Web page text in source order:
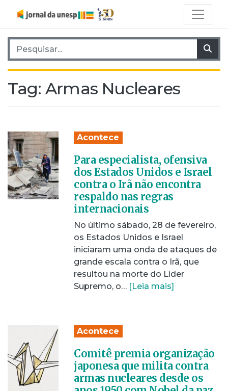
Pesquisar por:
Tag: Armas Nucleares
Acontece
Para especialista, ofensiva
dos Estados Unidos e Israel
contra o Irã não encontra
respaldo nas regras
internacionais
No último sábado, 28 de fevereiro,
os Estados Unidos e Israel
iniciaram uma onda de ataques de
grande escala contra o Irã, que
resultou na morte do Líder
Supremo, o… [Leia mais]
Acontece
Comitê premia organização
japonesa que milita contra
armas nucleares desde os